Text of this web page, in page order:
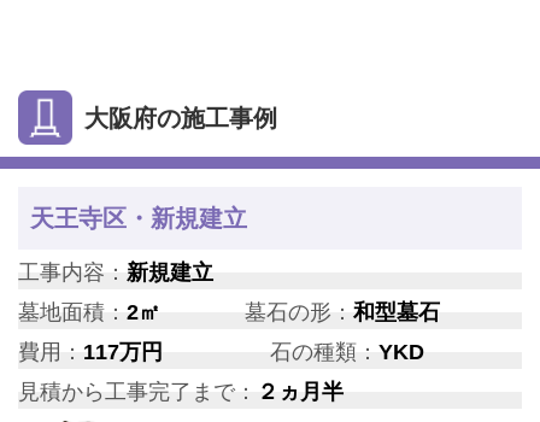
大阪府の施工事例
天王寺区・新規建立
工事内容： 新規建立
墓地面積： 2㎡ 墓石の形：和型墓石
費用： 117万円 石の種類： YKD
見積から工事完了まで： ２ヵ月半